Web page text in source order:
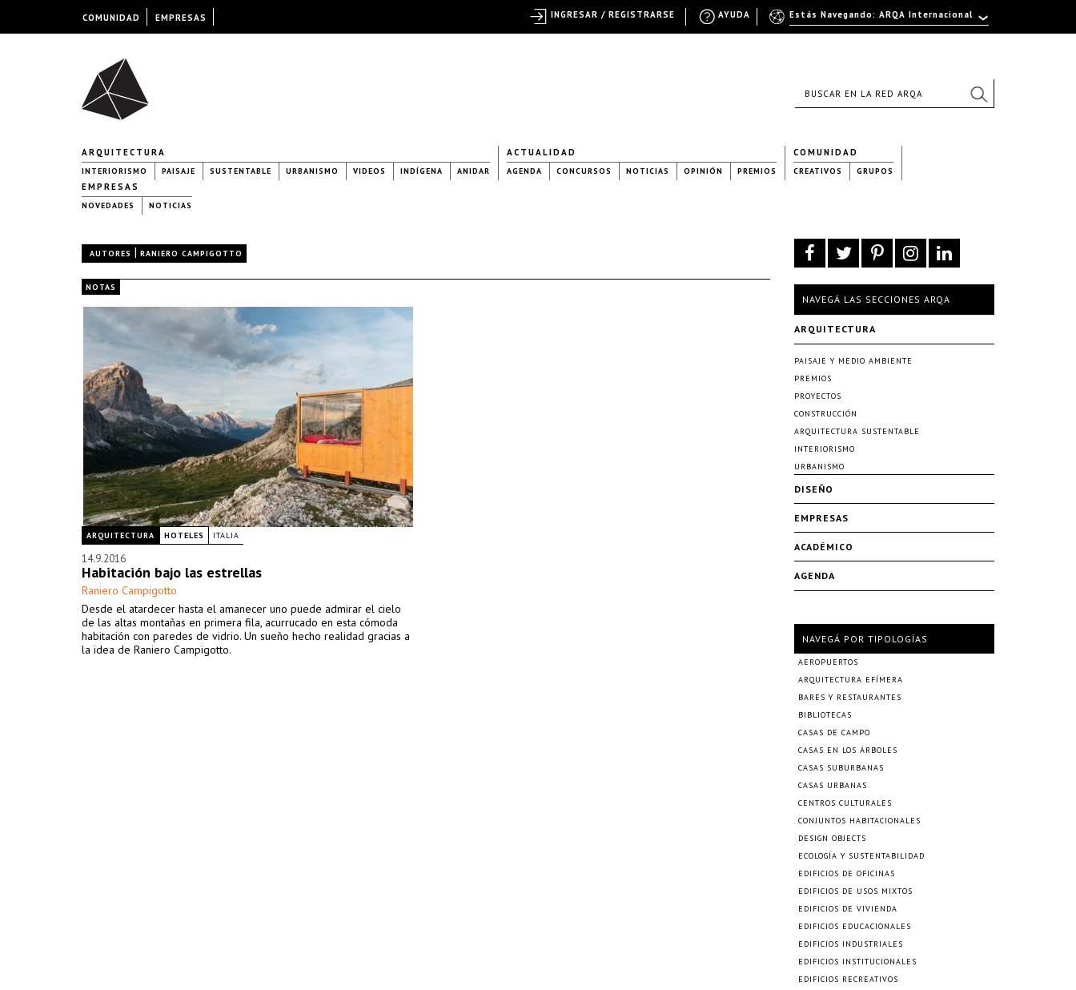
ARQUITECTURA
INTERIORISMO PAISAJE SUSTENTABLE URBANISMO VIDEOS INDÍGENA ANIDAR
ACTUALIDAD
AGENDA CONCURSOS NOTICIAS OPINIÓN PREMIOS
COMUNIDAD
CREATIVOS GRUPOS
EMPRESAS
NOVEDADES NOTICIAS
AUTORES | RANIERO CAMPIGOTTO
NOTAS
ARQUITECTURA HOTELES ITALIA
14.9.2016
Habitación bajo las estrellas
Raniero Campigotto
Desde el atardecer hasta el amanecer uno puede admirar el cielo
de las altas montañas en primera fila, acurrucado en esta cómoda
habitación con paredes de vidrio. Un sueño hecho realidad gracias a
la idea de Raniero Campigotto.
NAVEGÁ LAS SECCIONES ARQA
ARQUITECTURA
PAISAJE Y MEDIO AMBIENTE
PREMIOS
PROYECTOS
CONSTRUCCIÓN
ARQUITECTURA SUSTENTABLE
INTERIORISMO
URBANISMO
DISEÑO
EMPRESAS
ACADÉMICO
AGENDA
NAVEGÁ POR TIPOLOGÍAS
AEROPUERTOS
ARQUITECTURA EFÍMERA
BARES Y RESTAURANTES
BIBLIOTECAS
CASAS DE CAMPO
CASAS EN LOS ÁRBOLES
CASAS SUBURBANAS
CASAS URBANAS
CENTROS CULTURALES
CONJUNTOS HABITACIONALES
DESIGN OBJECTS
ECOLOGÍA Y SUSTENTABILIDAD
EDIFICIOS DE OFICINAS
EDIFICIOS DE USOS MIXTOS
EDIFICIOS DE VIVIENDA
EDIFICIOS EDUCACIONALES
EDIFICIOS INDUSTRIALES
EDIFICIOS INSTITUCIONALES
EDIFICIOS RECREATIVOS
COMUNIDAD EMPRESAS Estás Navegando: ARQA Internacional
AYUDA
INGRESAR / REGISTRARSE